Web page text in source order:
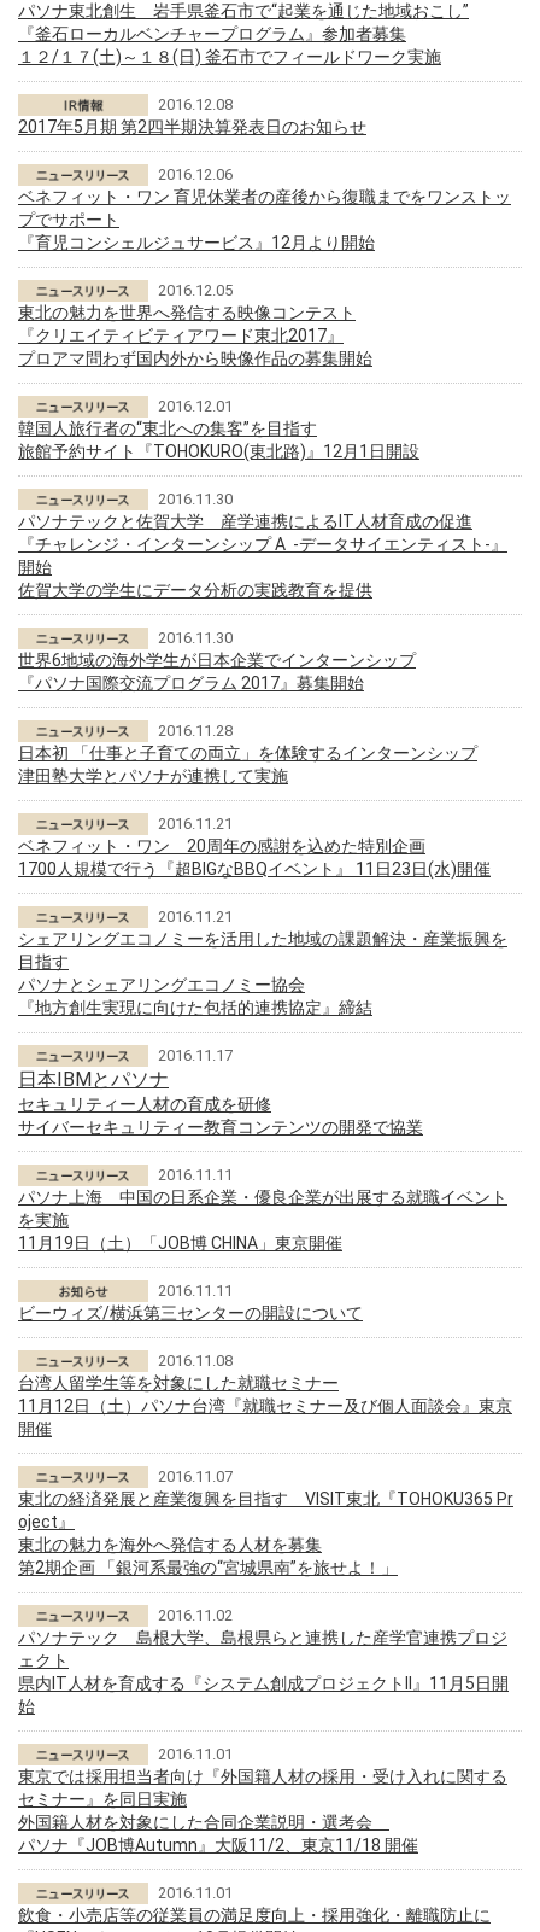
パソナ東北創生 岩手県釜石市で“起業を通じた地域おこし”
『釜石ローカルベンチャープログラム』参加者募集
１２/１７(土)～１８(日) 釜石市でフィールドワーク実施
2016.12.08
2017年5月期 第2四半期決算発表日のお知らせ
2016.12.06
ベネフィット・ワン 育児休業者の産後から復職までをワンストッ
プでサポート
『育児コンシェルジュサービス』12月より開始
2016.12.05
東北の魅力を世界へ発信する映像コンテスト
『クリエイティビティアワード東北2017』
プロアマ問わず国内外から映像作品の募集開始
2016.12.01
韓国人旅行者の“東北への集客”を目指す
旅館予約サイト『TOHOKURO(東北路)』12月1日開設
2016.11.30
パソナテックと佐賀大学 産学連携によるIT人材育成の促進
『チャレンジ・インターンシップ A -データサイエンティスト-』
開始
佐賀大学の学生にデータ分析の実践教育を提供
2016.11.30
世界6地域の海外学生が日本企業でインターンシップ
『パソナ国際交流プログラム 2017』募集開始
2016.11.28
日本初 「仕事と子育ての両立」を体験するインターンシップ
津田塾大学とパソナが連携して実施
2016.11.21
ベネフィット・ワン 20周年の感謝を込めた特別企画
1700人規模で行う『超BIGなBBQイベント』 11日23日(水)開催
2016.11.21
シェアリングエコノミーを活用した地域の課題解決・産業振興を
目指す
パソナとシェアリングエコノミー協会
『地方創生実現に向けた包括的連携協定』締結
2016.11.17
日本IBMとパソナ
セキュリティー人材の育成を研修
サイバーセキュリティー教育コンテンツの開発で協業
2016.11.11
パソナ上海 中国の日系企業・優良企業が出展する就職イベント
を実施
11月19日（土）「JOB博 CHINA」東京開催
2016.11.11
ビーウィズ/横浜第三センターの開設について
2016.11.08
台湾人留学生等を対象にした就職セミナー
11月12日（土）パソナ台湾『就職セミナー及び個人面談会』東京
開催
2016.11.07
東北の経済発展と産業復興を目指す VISIT東北『TOHOKU365 Pr
oject』
東北の魅力を海外へ発信する人材を募集
第2期企画 「銀河系最強の“宮城県南”を旅せよ！」
2016.11.02
パソナテック 島根大学、島根県らと連携した産学官連携プロジ
ェクト
県内IT人材を育成する『システム創成プロジェクトII』11月5日開
始
2016.11.01
東京では採用担当者向け『外国籍人材の採用・受け入れに関する
セミナー』を同日実施
外国籍人材を対象にした合同企業説明・選考会
パソナ『JOB博Autumn』大阪11/2、東京11/18 開催
2016.11.01
飲食・小売店等の従業員の満足度向上・採用強化・離職防止に